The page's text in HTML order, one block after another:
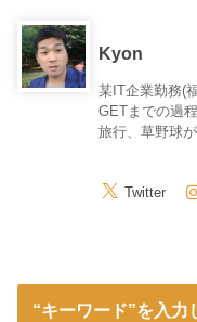
Kyon
某IT企業勤務(
GETまでの過
旅行、草野球が
Twitter
“キーワード”を入力